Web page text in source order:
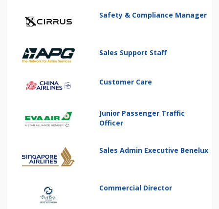
Safety & Compliance Manager
Sales Support Staff
Customer Care
Junior Passenger Traffic
Officer
Sales Admin Executive Benelux
Commercial Director